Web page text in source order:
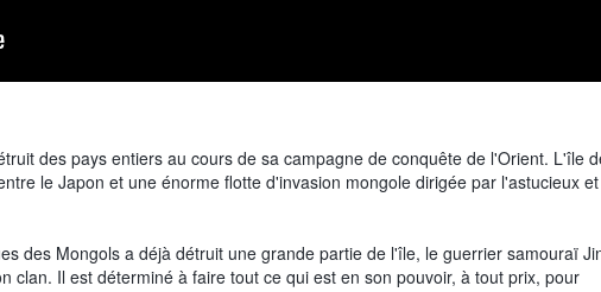
des pays entiers au cours de sa campagne de conquête de l'Orient. L'île
le Japon et une énorme flotte d'invasion mongole dirigée par l'astucieux et
des Mongols a déjà détruit une grande partie de l'île, le guerrier samouraï
clan. Il est déterminé à faire tout ce qui est en son pouvoir, à tout prix, pour